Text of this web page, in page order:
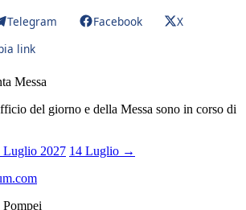
Telegram Facebook
X
link
Messa
del giorno e della Messa sono in corso di
Luglio 2027 14 Luglio →